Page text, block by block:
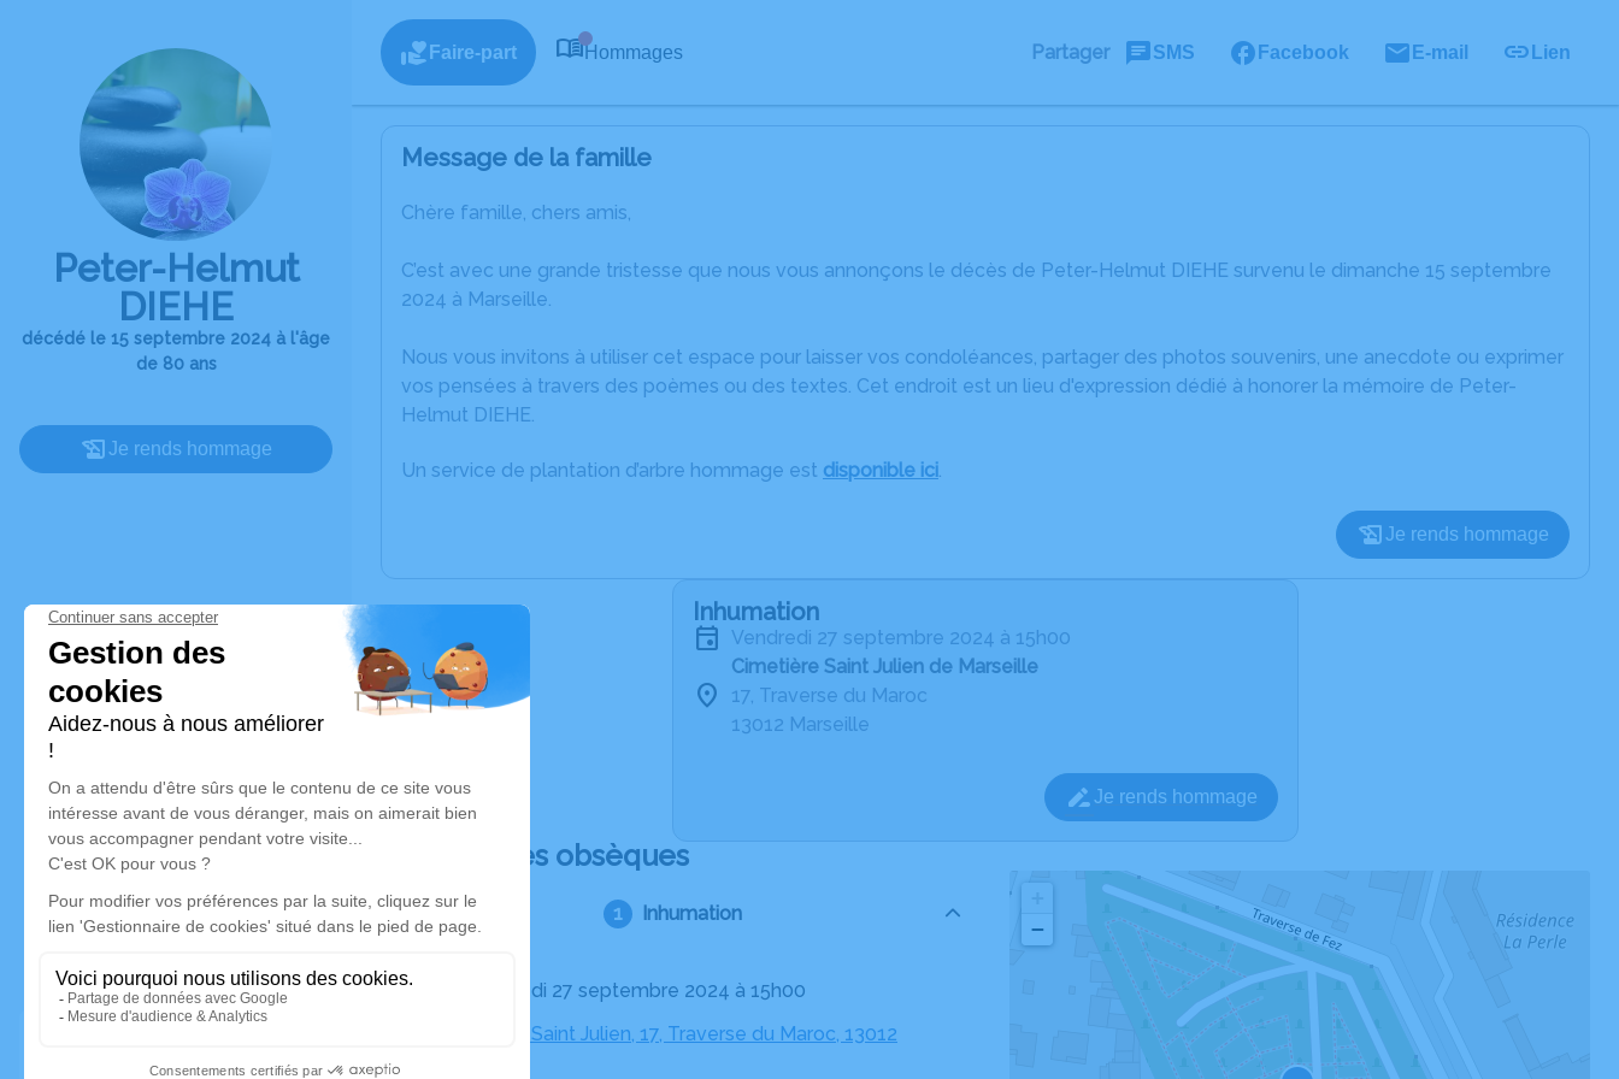
Peter-Helmut
DIEHE
décédé le 15 septembre 2024 à l'âge
de 80 ans
Je rends hommage
Faire-part Hommages Partager SMS Facebook E-mail Lien
Message de la famille
Chère famille, chers amis,
C’est avec une grande tristesse que nous vous annonçons le décès de Peter-Helmut DIEHE survenu le dimanche 15 septembre
2024 à Marseille.
Nous vous invitons à utiliser cet espace pour laisser vos condoléances, partager des photos souvenirs, une anecdote ou exprimer
vos pensées à travers des poèmes ou des textes. Cet endroit est un lieu d'expression dédié à honorer la mémoire de Peter-
Helmut DIEHE.
Un service de plantation d’arbre hommage est disponible ici.
Je rends hommage
Inhumation
vendredi 27 septembre 2024 à 15h00
Cimetière Saint Julien de Marseille
17, Traverse du Maroc
13012 Marseille
Je rends hommage
Déroulé des obsèques
Inhumation
Le vendredi 27 septembre 2024 à 15h00
Cimetière Saint Julien, 17, Traverse du Maroc, 13012
−